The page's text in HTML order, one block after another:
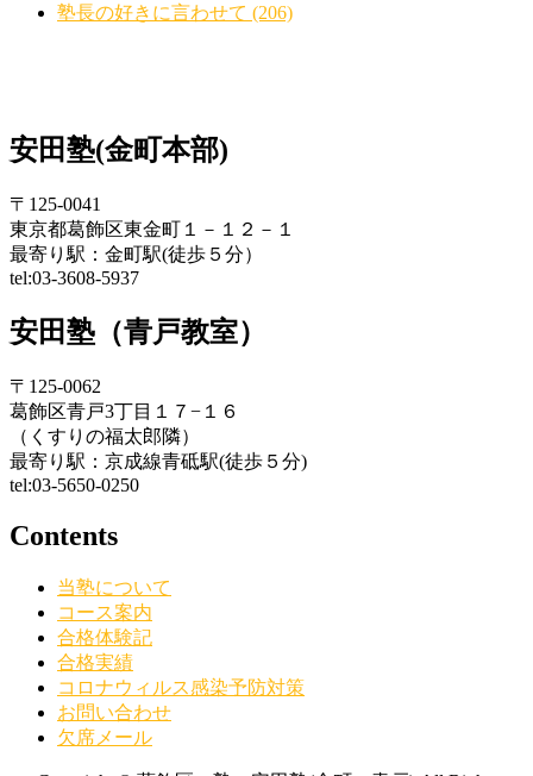
塾長の好きに言わせて (206)
安田塾(金町本部)
〒125-0041
東京都葛飾区東金町１－１２－１
最寄り駅：金町駅(徒歩５分）
tel:03-3608-5937
安田塾（青戸教室）
〒125-0062
葛飾区青戸3丁目１７−１６
（くすりの福太郎隣）
最寄り駅：京成線青砥駅(徒歩５分)
tel:03-5650-0250
Contents
当塾について
コース案内
合格体験記
合格実績
コロナウィルス感染予防対策
お問い合わせ
欠席メール